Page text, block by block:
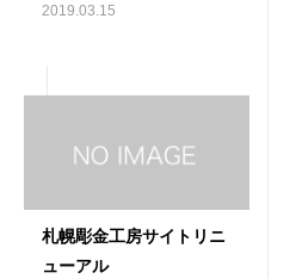
2019.03.15
札幌彫金工房サイトリニ
ューアル